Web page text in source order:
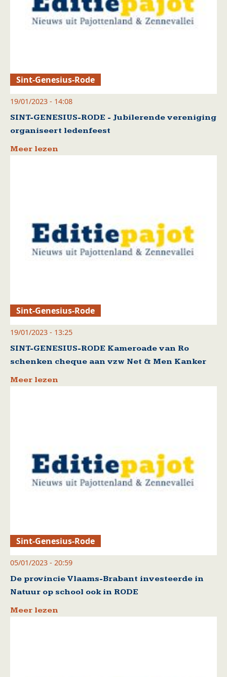
Sint-Genesius-Rode
19/01/2023 - 14:08
SINT-GENESIUS-RODE - Jubilerende vereniging
organiseert ledenfeest
Meer lezen
Sint-Genesius-Rode
19/01/2023 - 13:25
SINT-GENESIUS-RODE Kameroade van Ro
schenken cheque aan vzw Net & Men Kanker
Meer lezen
Sint-Genesius-Rode
05/01/2023 - 20:59
De provincie Vlaams-Brabant investeerde in
Natuur op school ook in RODE
Meer lezen